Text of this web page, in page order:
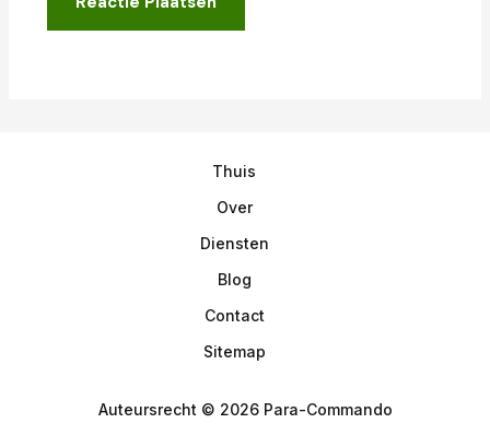
Thuis
Over
Diensten
Blog
Contact
Sitemap
Auteursrecht © 2026 Para-Commando